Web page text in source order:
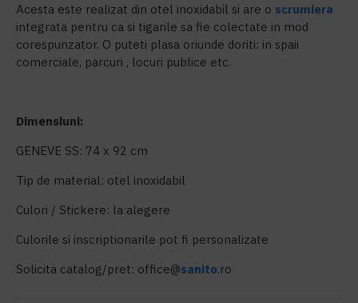
Acesta este realizat din otel inoxidabil si are o scrumiera
integrata pentru ca si tigarile sa fie colectate in mod
corespunzator. O puteti plasa oriunde doriti: in spaii
comerciale, parcuri , locuri publice etc.
Dimensiuni:
GENEVE SS: 74 x 92 cm
Tip de material: otel inoxidabil
Culori / Stickere: la alegere
Culorile si inscriptionarile pot fi personalizate
Solicita catalog/pret: office@sanito.ro